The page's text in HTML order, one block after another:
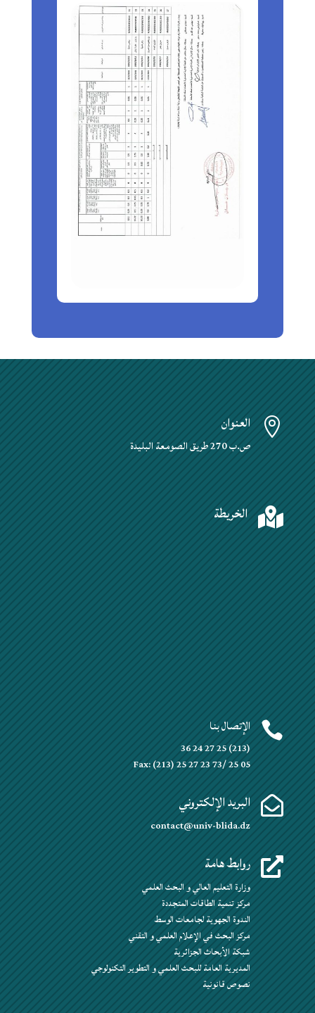
 العنوان
ص.ب 270 طريق الصومعة البليدة
 الخريطة
 الإتصال بنا
(213) 25 27 24 36
Fax: (213) 25 27 23 73/ 25 05
 البريد الإلكتروني
contact@univ-blida.dz
 روابط هامة
وزارة التعليم العالي و البحث العلمي
مركز تنمية الطاقات المتجددة
الندوة الجهوية لجامعات الوسط
مركز البحث في الإعلام العلمي و التقني
شبكة الأبحاث الجزائرية
المديرية العامة للبحث العلمي و التطوير التكنولوجي
نصوص قانونية